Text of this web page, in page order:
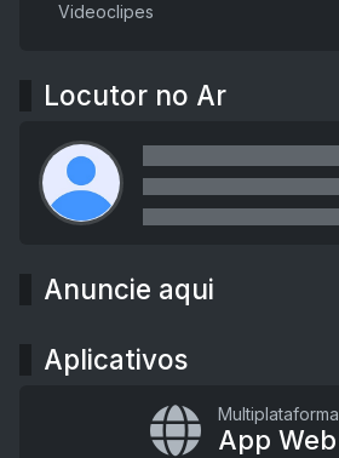
Videoclipes
Locutor no Ar
Anuncie aqui
Aplicativos
Multiplataforma
App Web